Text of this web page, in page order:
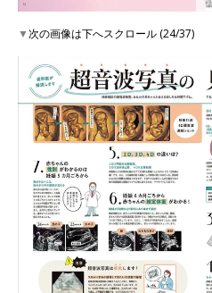
▼次の画像は下へスクロール (24/37)